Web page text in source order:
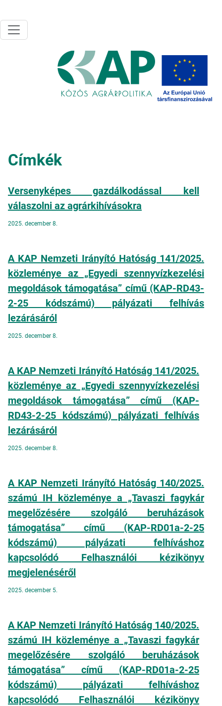
Címkék
Versenyképes gazdálkodással kell
válaszolni az agrárkihívásokra
2025. december 8.
A KAP Nemzeti Irányító Hatóság 141/2025.
közleménye az „Egyedi szennyvízkezelési
megoldások támogatása” című (KAP-RD43-
2-25 kódszámú) pályázati felhívás
lezárásáról
2025. december 8.
A KAP Nemzeti Irányító Hatóság 141/2025.
közleménye az „Egyedi szennyvízkezelési
megoldások támogatása” című (KAP-
RD43-2-25 kódszámú) pályázati felhívás
lezárásáról
2025. december 8.
A KAP Nemzeti Irányító Hatóság 140/2025.
számú IH közleménye a „Tavaszi fagykár
megelőzésére szolgáló beruházások
támogatása” című (KAP-RD01a-2-25
kódszámú) pályázati felhíváshoz
kapcsolódó Felhasználói kézikönyv
megjelenéséről
2025. december 5.
A KAP Nemzeti Irányító Hatóság 140/2025.
számú IH közleménye a „Tavaszi fagykár
megelőzésére szolgáló beruházások
támogatása” című (KAP-RD01a-2-25
kódszámú) pályázati felhíváshoz
kapcsolódó Felhasználói kézikönyv